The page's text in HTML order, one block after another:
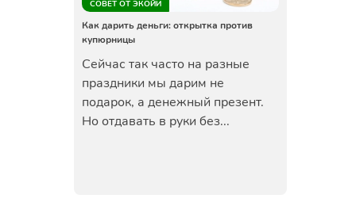
СОВЕТ ОТ ЭКОЙИ
Как дарить деньги: открытка против
купюрницы
Сейчас так часто на разные
праздники мы дарим не
подарок, а денежный презент.
Но отдавать в руки без...